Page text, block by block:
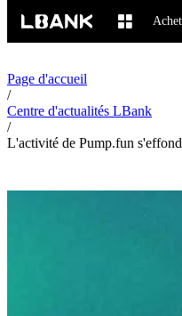
Page d'accueil
/
Centre d'actualités LBank
/
L'activité de Pump.fun